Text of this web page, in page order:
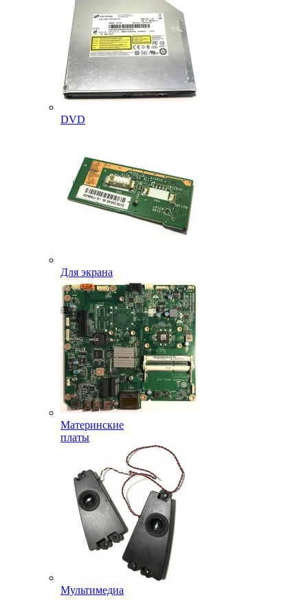
DVD
Для экрана
Материнские
платы
Мультимедиа